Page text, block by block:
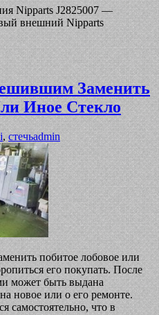
Nipparts J2825007 —
внешний Nipparts
Заменить
Иное Стекло
,стечьadmin
побитое лобовое или
его покупать. После
может быть выдана
новое или о его ремонте.
самостоятельно, что в